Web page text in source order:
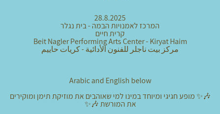
28.8.2025
המרכז לאמנויות הבמה - בית נגלר
קרית חיים
Beit Nagler Performing Arts Center - Kiryat Haim
مركز بيت ناجلر للفنون الأدائية - كريات حاييم
Arabic and English below
🎶✨ מופע חגיגי ומיוחד במינו למי שאוהבים את מוזיקת תימן ומוקירים
את המורשת 🎶✨